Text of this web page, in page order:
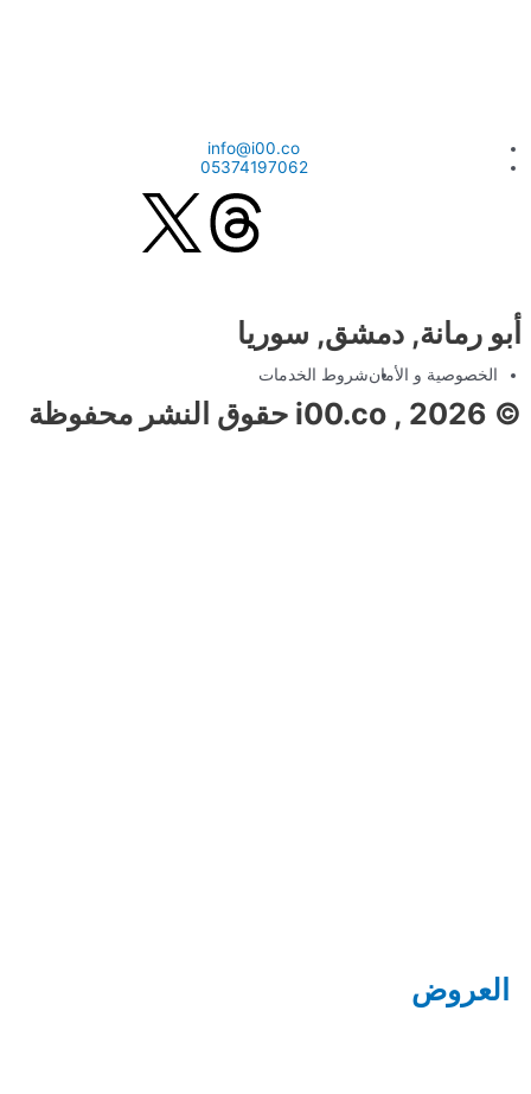
info@i00.co
05374197062
أبو رمانة, دمشق, سوريا
الخصوصية و الأمانشروط الخدمات
© 2026 , i00.co حقوق النشر محفوظة
العروض